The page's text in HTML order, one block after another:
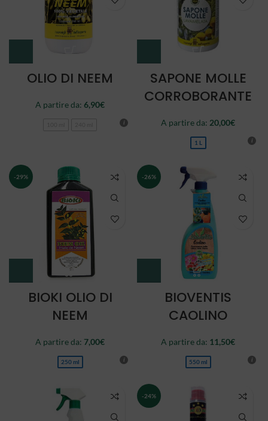
OLIO DI NEEM
A partire da: 6,90€
SAPONE MOLLE
CORROBORANTE
A partire da: 20,00€
1 L
-29%
BIOKI OLIO DI
NEEM
A partire da: 7,00€
250 ml
-26%
BIOVENTIS
CAOLINO
A partire da: 11,50€
550 ml
-24%